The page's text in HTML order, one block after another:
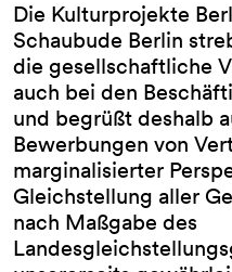
Die Kulturprojekte
Schaubude Berlin
die gesellschaftliche
auch bei den
und begrüßt deshalb
Bewerbungen von
marginalisierter
Gleichstellung aller
nach Maßgabe des